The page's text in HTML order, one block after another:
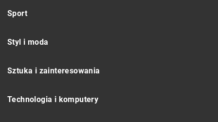
Sport
Styl i moda
Sztuka i zainteresowania
Technologia i komputery